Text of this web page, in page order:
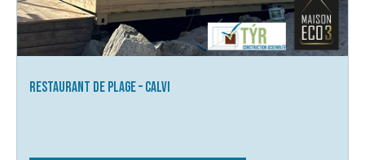
Restaurant de plage – Calvi